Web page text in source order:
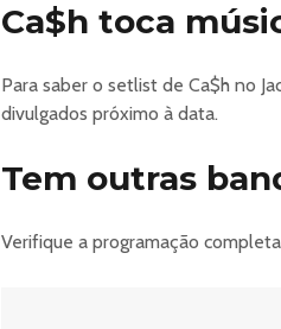
Ca$h toca
Para saber o setlist de Ca$h no
divulgados próximo à data.
Tem outras
Verifique a programação